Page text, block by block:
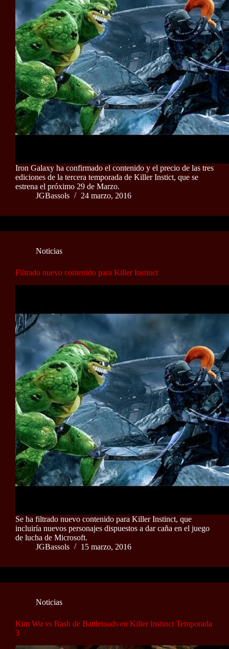
Iron Galaxy ha confirmado el contenido y el precio de las tres
ediciones de la tercera temporada de Killer Instict, que se
estrena el próximo 29 de Marzo.
JGBassols
24 marzo, 2016
Noticias
Filtrado nuevo contenido para Killer Instinct
Se ha filtrado nuevo contenido para Killer Instinct, que
incluiría nuevos personajes dispuestos a dar caña en el juego
de lucha de Microsoft.
JGBassols
15 marzo, 2016
Noticias
Kim Wu vs Rash de Battletoads en Killer Instinct Temporada
3